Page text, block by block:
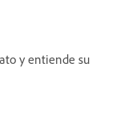
y entiende su